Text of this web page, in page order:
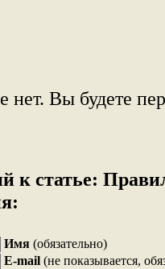
нет. Вы будете
к статье:
Имя (обязательно)
E-mail (не показывается,